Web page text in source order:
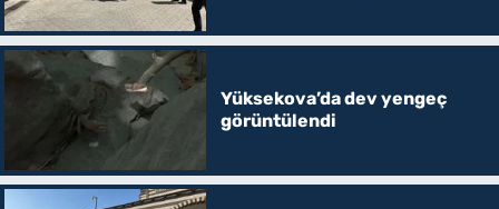
Yüksekova’da dev yengeç
görüntülendi